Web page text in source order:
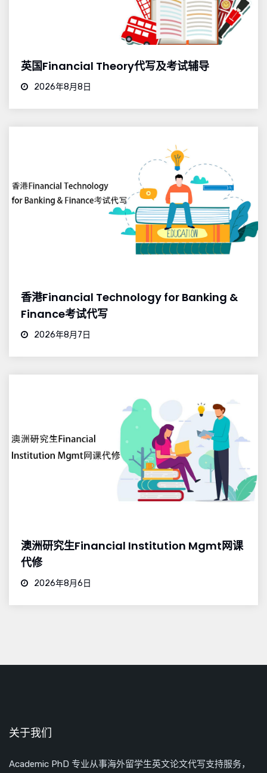
英国Financial Theory代写及考试辅导
2026年8月8日
香港Financial Technology for Banking &
Finance考试代写
2026年8月7日
澳洲研究生Financial Institution Mgmt网课
代修
2026年8月6日
关于我们
Academic PhD 专业从事海外留学生英文论文代写支持服务，